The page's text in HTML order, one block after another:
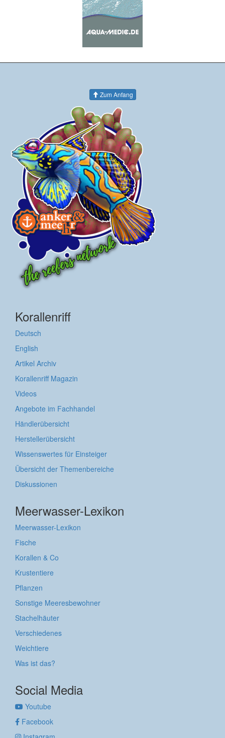
Zum Anfang
Korallenriff
Deutsch
English
Artikel Archiv
Korallenriff Magazin
Videos
Angebote im Fachhandel
Händlerübersicht
Herstellerübersicht
Wissenswertes für Einsteiger
Übersicht der Themenbereiche
Diskussionen
Meerwasser-Lexikon
Meerwasser-Lexikon
Fische
Korallen & Co
Krustentiere
Pflanzen
Sonstige Meeresbewohner
Stachelhäuter
Verschiedenes
Weichtiere
Was ist das?
Social Media
Youtube
Facebook